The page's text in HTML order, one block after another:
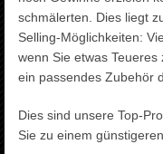
schmälerten. Dies liegt
Selling-Möglichkeiten:
wenn Sie etwas Teueres
ein passendes Zubehör
Dies sind unsere Top-
Sie zu einem